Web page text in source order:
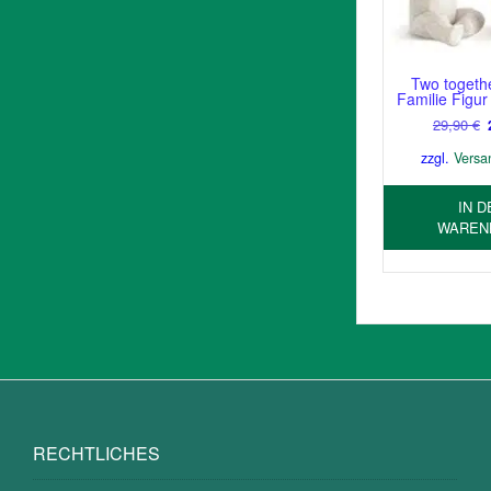
Two
Familie
29,90€
zzgl.
IN
RECHTLICHES